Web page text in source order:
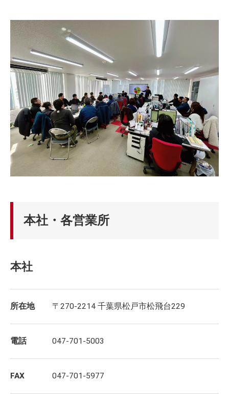
本社・各営業所
本社
所在地 〒270-2214 千葉県松戸市松飛台229
電話 047-701-5003
FAX 047-701-5977